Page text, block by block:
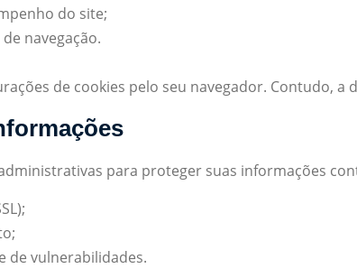
do site;
navegação.
de cookies pelo seu navegador. Contudo,
para proteger suas informações
de vulnerabilidades.